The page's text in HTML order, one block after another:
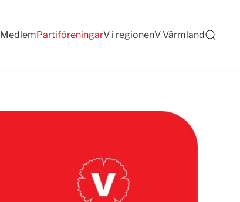
MedlemPartiföreningarV i regionenV Värmland